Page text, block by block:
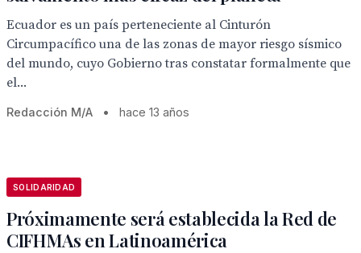
Ecuador es un país perteneciente al Cinturón
Circumpacífico una de las zonas de mayor riesgo sísmico
del mundo, cuyo Gobierno tras constatar formalmente que
el...
Redacción M/A • hace 13 años
SOLIDARIDAD
Próximamente será establecida la Red de
CIFHMAs en Latinoamérica